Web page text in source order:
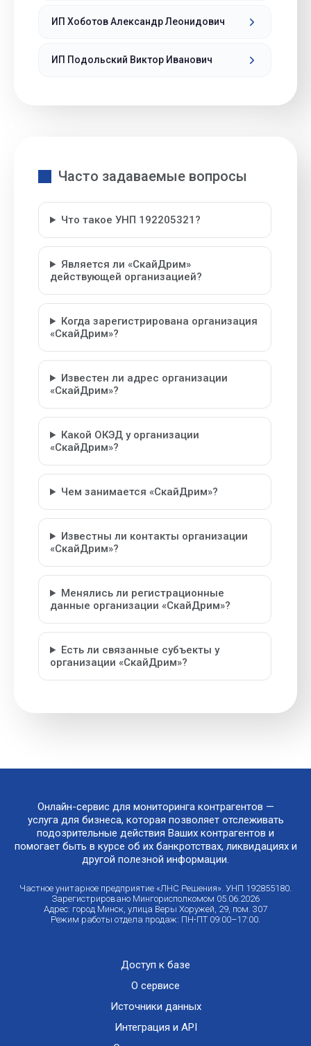
ИП Хоботов Александр Леонидович
ИП Подольский Виктор Иванович
Часто задаваемые вопросы
Что такое УНП 192205321?
Является ли «СкайДрим»
действующей организацией?
Когда зарегистрирована организация
«СкайДрим»?
Известен ли адрес организации
«СкайДрим»?
Какой ОКЭД у организации
«СкайДрим»?
Чем занимается «СкайДрим»?
Известны ли контакты организации
«СкайДрим»?
Менялись ли регистрационные
данные организации «СкайДрим»?
Есть ли связанные субъекты у
организации «СкайДрим»?
Онлайн-сервис для мониторинга контрагентов —
услуга для бизнеса, которая позволяет отслеживать
подозрительные действия Ваших контрагентов и
помогает быть в курсе об их банкротствах, ликвидациях и
другой полезной информации.
Частное унитарное предприятие «ЛНС Решения». УНП 192855180.
Зарегистрировано Мингорисполкомом 05.06.2026
Адрес: город Минск, улица Веры Хоружей, 29, пом. 307
Режим работы отдела продаж: ПН-ПТ 09:00–17:00.
Доступ к базе
О сервисе
Источники данных
Интеграция и API